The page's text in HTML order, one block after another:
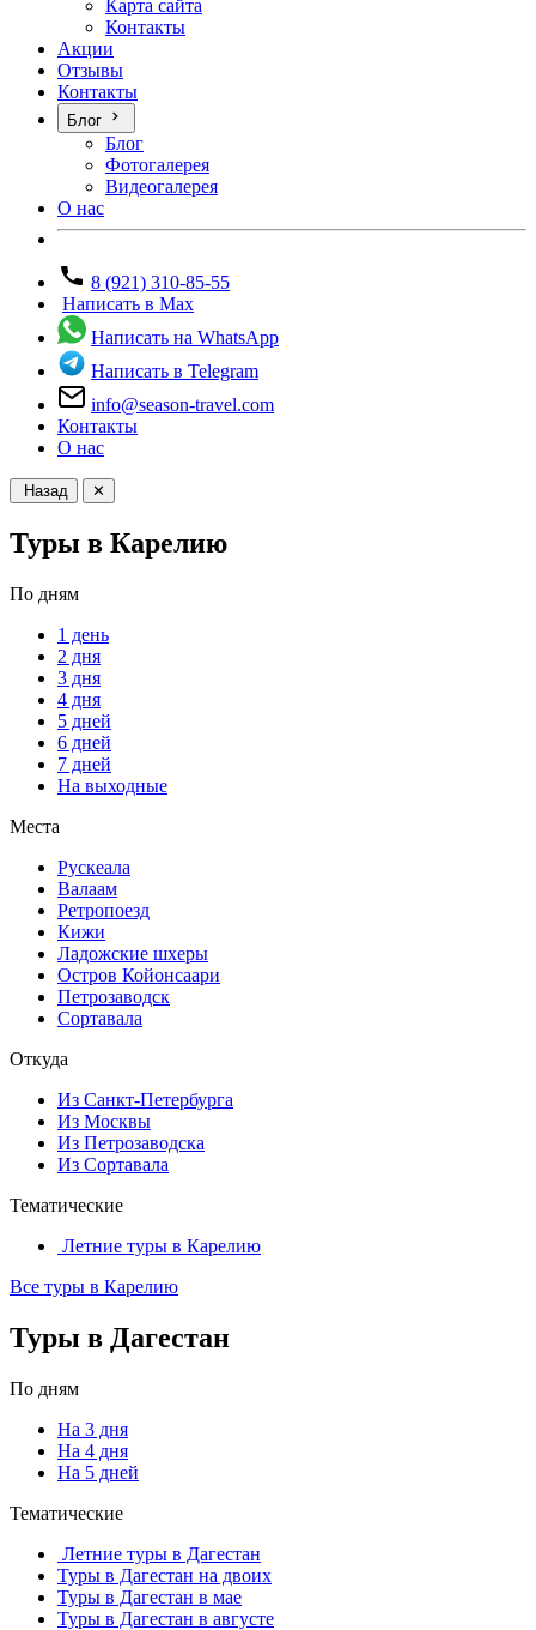
Карта сайта
Контакты
Акции
Отзывы
Контакты
Блог
Блог
Фотогалерея
Видеогалерея
О нас
8 (921) 310-85-55
Написать в Max
Написать на WhatsApp
Написать в Telegram
info@season-travel.com
Контакты
О нас
Назад ✕
Туры в Карелию
По дням
1 день
2 дня
3 дня
4 дня
5 дней
6 дней
7 дней
На выходные
Места
Рускеала
Валаам
Ретропоезд
Кижи
Ладожские шхеры
Остров Койонсаари
Петрозаводск
Сортавала
Откуда
Из Санкт-Петербурга
Из Москвы
Из Петрозаводска
Из Сортавала
Тематические
Летние туры в Карелию
Все туры в Карелию
Туры в Дагестан
По дням
На 3 дня
На 4 дня
На 5 дней
Тематические
Летние туры в Дагестан
Туры в Дагестан на двоих
Туры в Дагестан в мае
Туры в Дагестан в августе